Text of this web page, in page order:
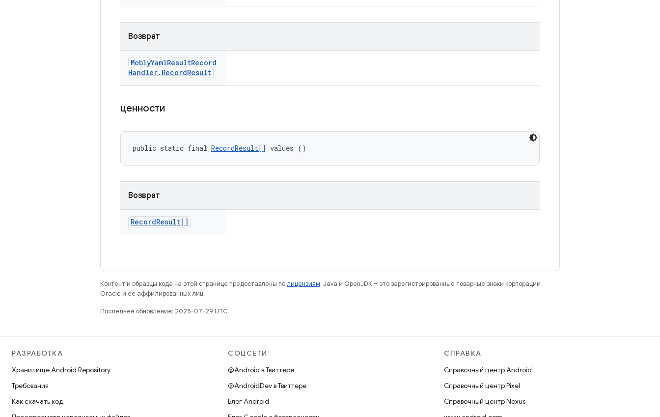
Возврат
MoblyYamlResultRecord
Handler. RecordResult
ценности
public static final RecordResult[] values ()
Возврат
RecordResult[]
Контент и образцы кода на этой странице предоставлены полицензиям. Java и OpenJDK – это зарегистрированные товарные знаки корпорации
Oracle и ее аффилированных лиц.
Последнее обновление: 2025-07-29 UTC.
РАЗРАБОТКА
Хранилище Android Repository
Требования
Как скачать код
СОЦСЕТИ
@Android в Твиттере
@AndroidDev в Твиттере
Блог Android
СПРАВКА
Справочный центр Android
Справочный центр Pixel
Справочный центр Nexus